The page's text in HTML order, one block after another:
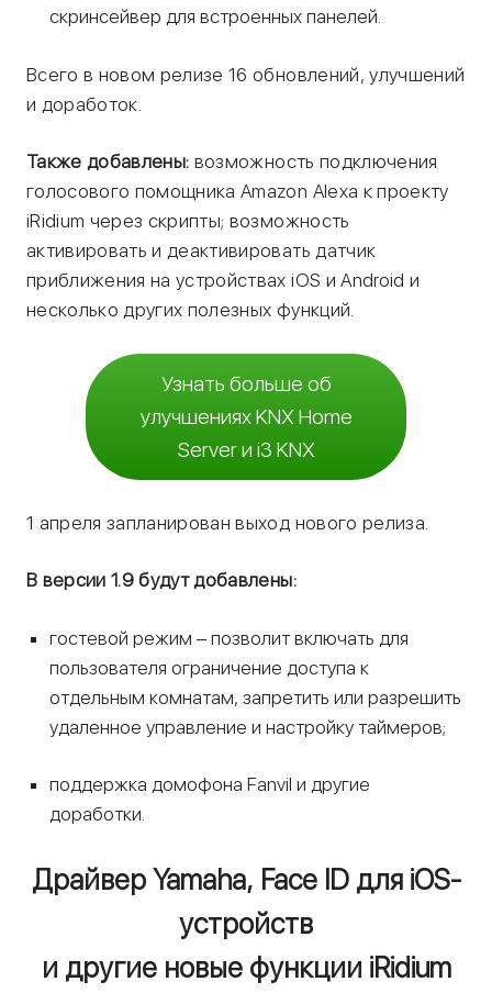
скринсейвер для встроенных панелей.
Всего в новом релизе 16 обновлений, улучшений
и доработок.
Также добавлены: возможность подключения
голосового помощника Amazon Alexa к проекту
iRidium через скрипты; возможность
активировать и деактивировать датчик
приближения на устройствах iOS и Android и
несколько других полезных функций.
Узнать больше об
улучшениях KNX Home
Server и i3 KNX
1 апреля запланирован выход нового релиза.
В версии 1.9 будут добавлены:
гостевой режим – позволит включать для
пользователя ограничение доступа к
отдельным комнатам, запретить или разрешить
удаленное управление и настройку таймеров;
поддержка домофона Fanvil и другие
доработки.
Драйвер Yamaha, Face ID для iOS-
устройств
и другие новые функции iRidium